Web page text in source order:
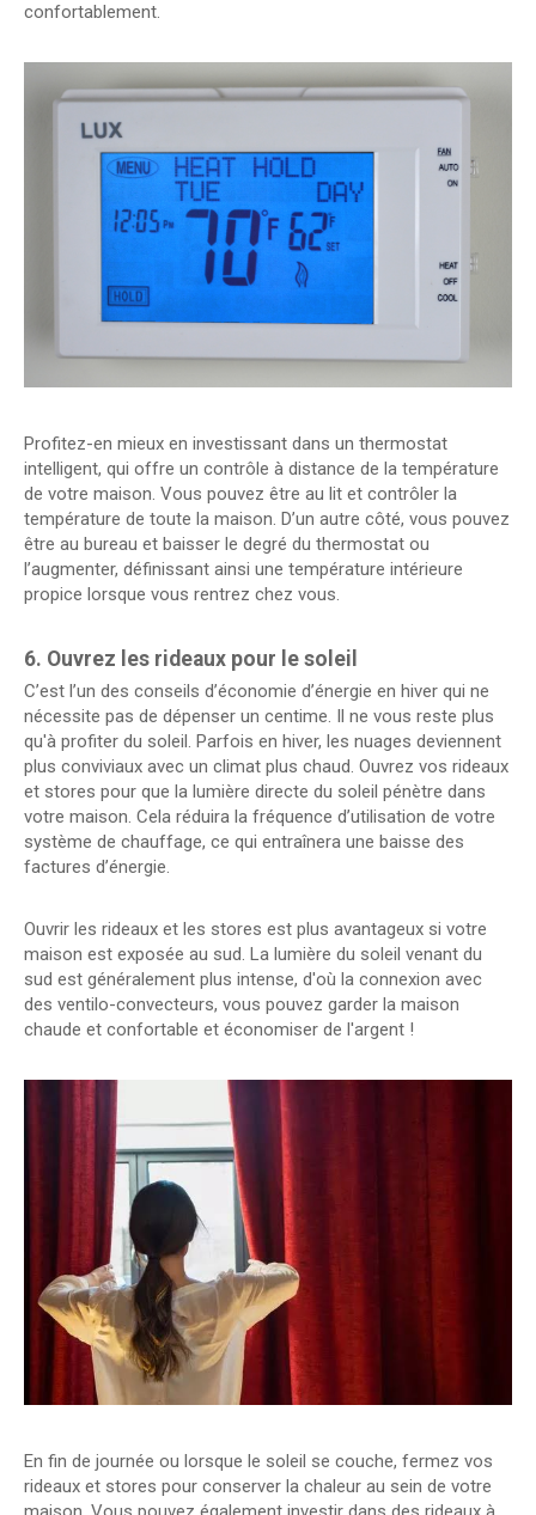
confortablement.
Profitez-en mieux en investissant dans un thermostat
intelligent, qui offre un contrôle à distance de la température
de votre maison. Vous pouvez être au lit et contrôler la
température de toute la maison. D’un autre côté, vous pouvez
être au bureau et baisser le degré du thermostat ou
l’augmenter, définissant ainsi une température intérieure
propice lorsque vous rentrez chez vous.
6. Ouvrez les rideaux pour le soleil
C’est l’un des conseils d’économie d’énergie en hiver qui ne
nécessite pas de dépenser un centime. Il ne vous reste plus
qu'à profiter du soleil. Parfois en hiver, les nuages ​​deviennent
plus conviviaux avec un climat plus chaud. Ouvrez vos rideaux
et stores pour que la lumière directe du soleil pénètre dans
votre maison. Cela réduira la fréquence d’utilisation de votre
système de chauffage, ce qui entraînera une baisse des
factures d’énergie.
Ouvrir les rideaux et les stores est plus avantageux si votre
maison est exposée au sud. La lumière du soleil venant du
sud est généralement plus intense, d'où la connexion avec
des ventilo-convecteurs, vous pouvez garder la maison
chaude et confortable et économiser de l'argent !
En fin de journée ou lorsque le soleil se couche, fermez vos
rideaux et stores pour conserver la chaleur au sein de votre